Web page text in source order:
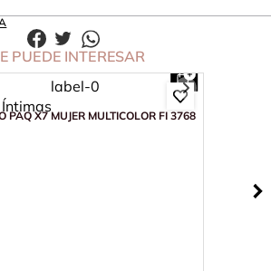
PUEDE INTERESAR
PAQ X7 MUJER MULTICOLOR FI 3768